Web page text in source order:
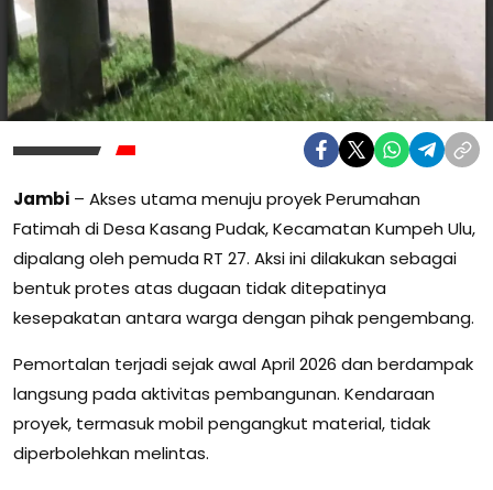
Jambi – Akses utama menuju proyek Perumahan
Fatimah di Desa Kasang Pudak, Kecamatan Kumpeh Ulu,
dipalang oleh pemuda RT 27. Aksi ini dilakukan sebagai
bentuk protes atas dugaan tidak ditepatinya
kesepakatan antara warga dengan pihak pengembang.
Pemortalan terjadi sejak awal April 2026 dan berdampak
langsung pada aktivitas pembangunan. Kendaraan
proyek, termasuk mobil pengangkut material, tidak
diperbolehkan melintas.